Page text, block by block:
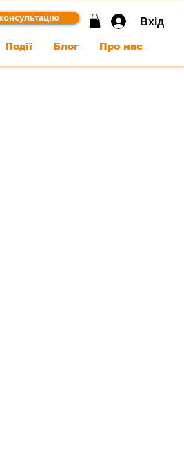
Вхід
Події Блог Про нас